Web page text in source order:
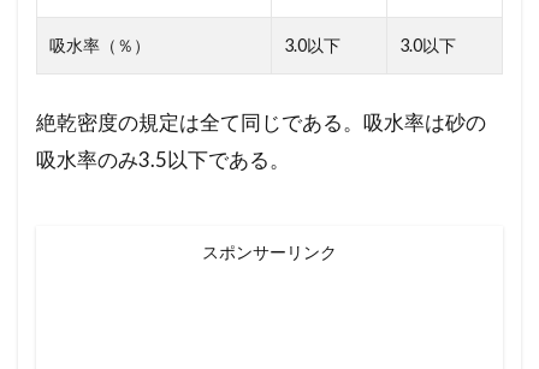
吸水率（％） 3.0以下 3.0以下
絶乾密度の規定は全て同じである。吸水率は砂の
吸水率のみ3.5以下である。
スポンサーリンク